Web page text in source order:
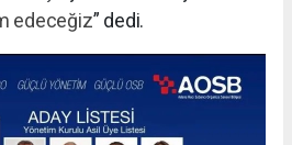
edeceğiz” dedi.